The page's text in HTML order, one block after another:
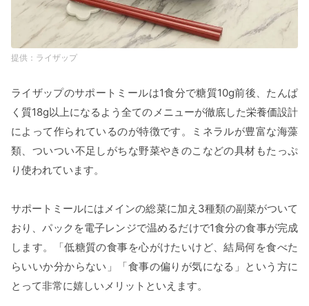
ライザップ
ライザップのサポートミールは1食分で糖質10g前後、たんぱ
く質18g以上になるよう全てのメニューが徹底した栄養価設計
によって作られているのが特徴です。ミネラルが豊富な海藻
類、ついつい不足しがちな野菜やきのこなどの具材もたっぷ
り使われています。
サポートミールにはメインの総菜に加え3種類の副菜がついて
おり、パックを電子レンジで温めるだけで1食分の食事が完成
します。「低糖質の食事を心がけたいけど、結局何を食べた
らいいか分からない」「食事の偏りが気になる」という方に
とって非常に嬉しいメリットといえます。